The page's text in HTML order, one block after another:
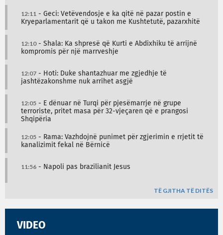
12:11 - Geci: Vetëvendosje e ka qitë në pazar postin e
Kryeparlamentarit që u takon me Kushtetutë, pazarxhitë
12:10- Shala: Ka shpresë që Kurti e Abdixhiku të arrijnë
kompromis për një marrveshje
12:07 - Hoti: Duke shantazhuar me zgjedhje të
jashtëzakonshme nuk arrihet asgjë
12:05 - E dënuar në Turqi për pjesëmarrje në grupe
terroriste, pritet masa për 32-vjeçaren që e prangosi
Shqipëria
12:05 - Rama: Vazhdojnë punimet për zgjerimin e rrjetit të
kanalizimit fekal në Bërnicë
11:56 - Napoli pas brazilianit Jesus
TË GJITHA TË DITËS
VIDEO